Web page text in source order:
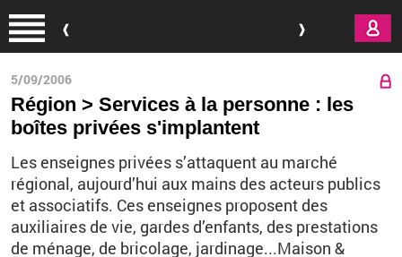
5/09/2006
Région > Services à la personne : les
boîtes privées s'implantent
Les enseignes privées s’attaquent au marché
régional, aujourd’hui aux mains des acteurs publics
et associatifs. Ces enseignes proposent des
auxiliaires de vie, gardes d’enfants, des prestations
de ménage, de bricolage, jardinage...Maison &